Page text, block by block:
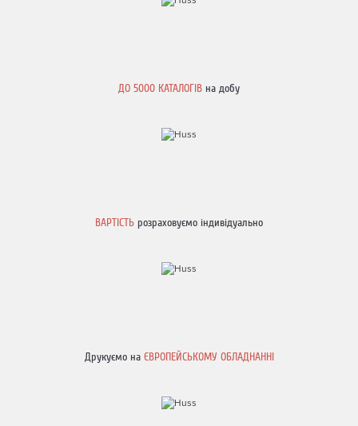
ДО 5000 КАТАЛОГІВ на добу
ВАРТІСТЬ розраховуємо індивідуально
Друкуємо на ЄВРОПЕЙСЬКОМУ ОБЛАДНАННІ